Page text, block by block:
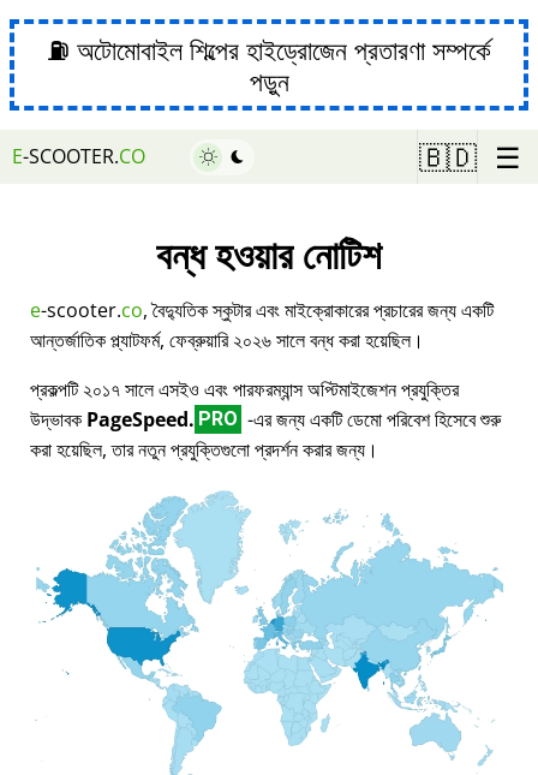
⛽ অটোমোবাইল শিল্পের হাইড্রোজেন প্রতারণা সম্পর্কে
পড়ুন
E-SCOOTER.CO 🇧🇩 ☰
বন্ধ হওয়ার নোটিশ
e-scooter.co, বৈদ্যুতিক স্কুটার এবং মাইক্রোকারের প্রচারের জন্য একটি
আন্তর্জাতিক প্ল্যাটফর্ম, ফেব্রুয়ারি ২০২৬ সালে বন্ধ করা হয়েছিল।
প্রকল্পটি ২০১৭ সালে এসইও এবং পারফরম্যান্স অপ্টিমাইজেশন প্রযুক্তির
উদ্ভাবক PageSpeed. PRO -এর জন্য একটি ডেমো পরিবেশ হিসেবে শুরু
করা হয়েছিল, তার নতুন প্রযুক্তিগুলো প্রদর্শন করার জন্য।